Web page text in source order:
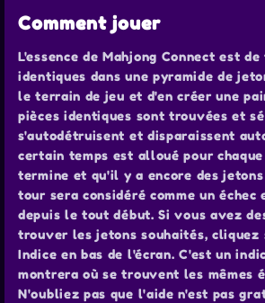
Comment jouer
L'essence de Mahjong Connect est
identiques dans une pyramide de
le terrain de jeu et d'en créer une
pièces identiques sont trouvées et
s'autodétruisent et disparaissent
certain temps est alloué pour
termine et qu'il y a encore des
tour sera considéré comme un échec
depuis le tout début. Si vous avez
trouver les jetons souhaités, cliquez
Indice en bas de l'écran. C'est un
montrera où se trouvent les mêmes
N'oubliez pas que l'aide n'est pas